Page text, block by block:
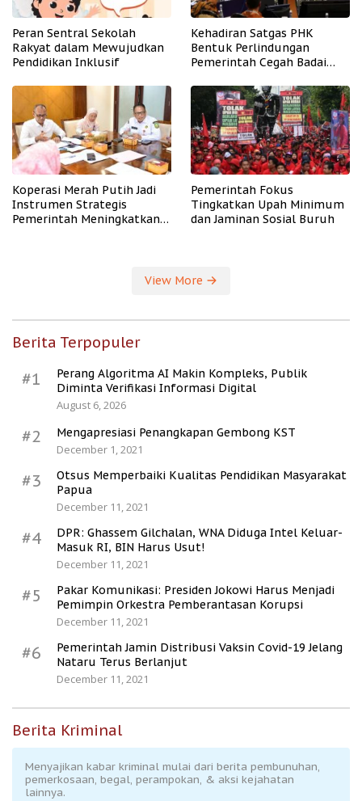
Peran Sentral Sekolah
Rakyat dalam Mewujudkan
Pendidikan Inklusif
Kehadiran Satgas PHK
Bentuk Perlindungan
Pemerintah Cegah Badai
Koperasi Merah Putih Jadi
Instrumen Strategis
Pemerintah Meningkatkan
Pemerintah Fokus
Tingkatkan Upah Minimum
dan Jaminan Sosial Buruh
View More
Berita Terpopuler
#1
Perang Algoritma AI Makin Kompleks, Publik
Diminta Verifikasi Informasi Digital
August 6, 2026
#2
Mengapresiasi Penangkapan Gembong KST
December 1, 2021
#3
Otsus Memperbaiki Kualitas Pendidikan Masyarakat
Papua
December 11, 2021
#4
DPR: Ghassem Gilchalan, WNA Diduga Intel Keluar-
Masuk RI, BIN Harus Usut!
December 11, 2021
#5
Pakar Komunikasi: Presiden Jokowi Harus Menjadi
Pemimpin Orkestra Pemberantasan Korupsi
December 11, 2021
#6
Pemerintah Jamin Distribusi Vaksin Covid-19 Jelang
Nataru Terus Berlanjut
December 11, 2021
Berita Kriminal
Menyajikan kabar kriminal mulai dari berita pembunuhan,
pemerkosaan, begal, perampokan, & aksi kejahatan
lainnya.